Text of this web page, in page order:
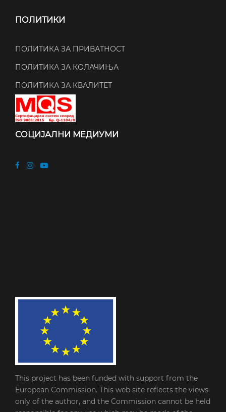
ПОЛИТИКИ
ПОЛИТИКА ЗА ПРИВАТНОСТ
ПОЛИТИКА ЗА КОЛАЧИЊА
ПОЛИТИКА ЗА КВАЛИТЕТ
СОЦИЈАЛНИ МЕДИУМИ
This project has been funded with support from the
European Commission. This web site reflects the views
only of the author, and the Commission cannot be held